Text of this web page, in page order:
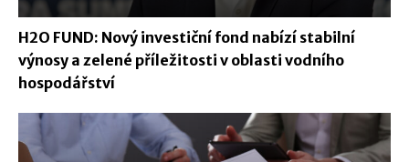
H2O FUND: Nový investiční fond nabízí stabilní
výnosy a zelené příležitosti v oblasti vodního
hospodářství